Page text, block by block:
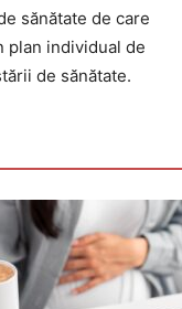
sănătate de care
plan individual de
de sănătate.